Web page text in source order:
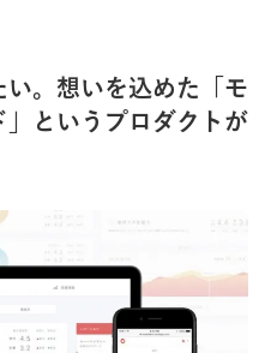
。想いを込めた「モ
というプロダクトが